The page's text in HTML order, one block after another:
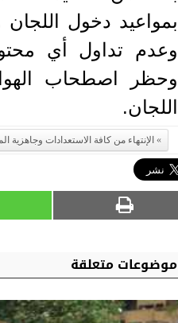
بمواعيد دخول اللجان
وعدم تداول أي
وحظر اصطحاب
اللجان.
الإنتهاء من كافة الاستعدادات وجاهزية
موضوعات متعلقة